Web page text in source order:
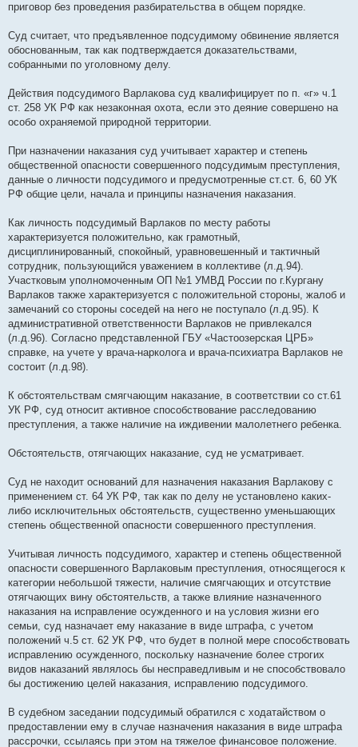
приговор без проведения разбирательства в общем порядке.
Суд считает, что предъявленное подсудимому обвинение является
обоснованным, так как подтверждается доказательствами,
собранными по уголовному делу.
Действия подсудимого Варлакова суд квалифицирует по п. «г» ч.1
ст. 258 УК РФ как незаконная охота, если это деяние совершено на
особо охраняемой природной территории.
При назначении наказания суд учитывает характер и степень
общественной опасности совершенного подсудимым преступления,
данные о личности подсудимого и предусмотренные ст.ст. 6, 60 УК
РФ общие цели, начала и принципы назначения наказания.
Как личность подсудимый Варлаков по месту работы
характеризуется положительно, как грамотный,
дисциплинированный, спокойный, уравновешенный и тактичный
сотрудник, пользующийся уважением в коллективе (л.д.94).
Участковым уполномоченным ОП №1 УМВД России по г.Кургану
Варлаков также характеризуется с положительной стороны, жалоб и
замечаний со стороны соседей на него не поступало (л.д.95). К
административной ответственности Варлаков не привлекался
(л.д.96). Согласно представленной ГБУ «Частоозерская ЦРБ»
справке, на учете у врача-нарколога и врача-психиатра Варлаков не
состоит (л.д.98).
К обстоятельствам смягчающим наказание, в соответствии со ст.61
УК РФ, суд относит активное способствование расследованию
преступления, а также наличие на иждивении малолетнего ребенка.
Обстоятельств, отягчающих наказание, суд не усматривает.
Суд не находит оснований для назначения наказания Варлакову с
применением ст. 64 УК РФ, так как по делу не установлено каких-
либо исключительных обстоятельств, существенно уменьшающих
степень общественной опасности совершенного преступления.
Учитывая личность подсудимого, характер и степень общественной
опасности совершенного Варлаковым преступления, относящегося к
категории небольшой тяжести, наличие смягчающих и отсутствие
отягчающих вину обстоятельств, а также влияние назначенного
наказания на исправление осужденного и на условия жизни его
семьи, суд назначает ему наказание в виде штрафа, с учетом
положений ч.5 ст. 62 УК РФ, что будет в полной мере способствовать
исправлению осужденного, поскольку назначение более строгих
видов наказаний являлось бы несправедливым и не способствовало
бы достижению целей наказания, исправлению подсудимого.
В судебном заседании подсудимый обратился с ходатайством о
предоставлении ему в случае назначения наказания в виде штрафа
рассрочки, ссылаясь при этом на тяжелое финансовое положение.